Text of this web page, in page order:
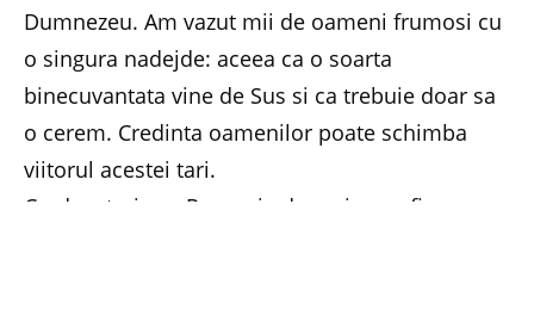
Dumnezeu. Am vazut mii de oameni frumosi cu
o singura nadejde: aceea ca o soarta
binecuvantata vine de Sus si ca trebuie doar sa
o cerem. Credinta oamenilor poate schimba
viitorul acestei tari.
Cred cu tarie ca Romania de maine va fi una